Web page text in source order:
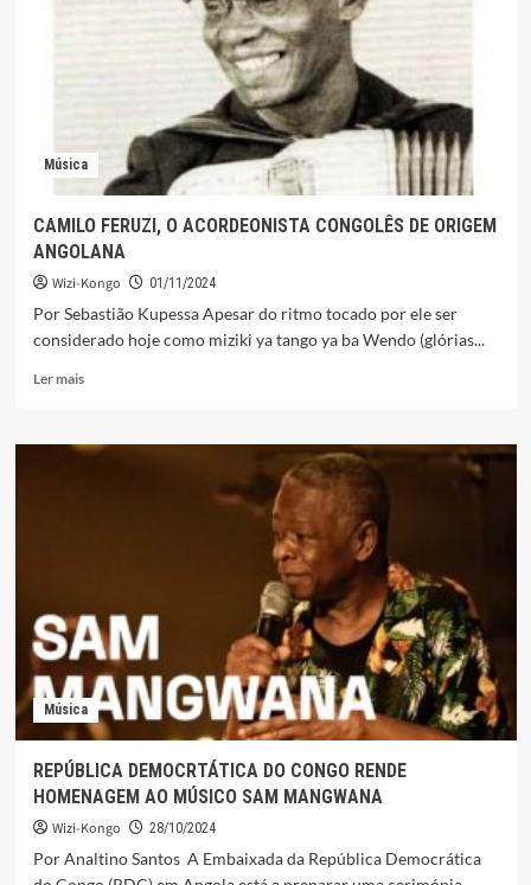
Música
CAMILO FERUZI, O ACORDEONISTA CONGOLÊS DE ORIGEM
ANGOLANA
Wizi-Kongo 01/11/2024
Por Sebastião Kupessa Apesar do ritmo tocado por ele ser
considerado hoje como miziki ya tango ya ba Wendo (glórias...
Ler maisLeia
CAMILO
Música
REPÚBLICA DEMOCRTÁTICA DO CONGO RENDE
HOMENAGEM AO MÚSICO SAM MANGWANA
Wizi-Kongo 28/10/2024
Por Analtino Santos A Embaixada da República Democrática